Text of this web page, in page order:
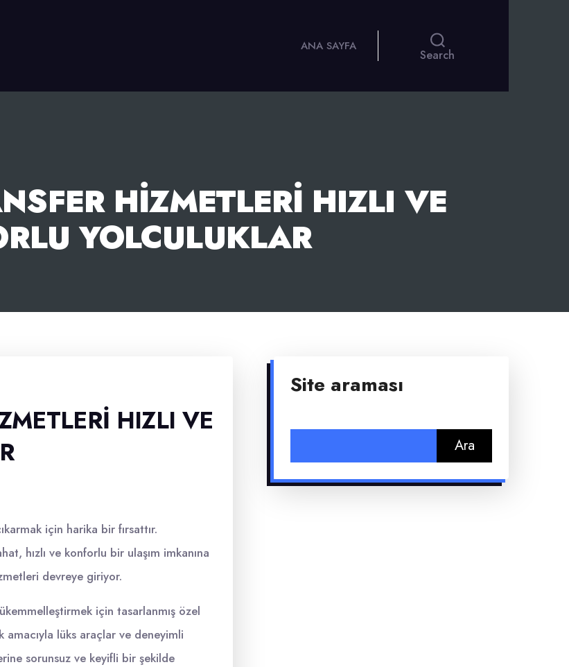
ANA SAYFA
Search
HIZMETLERI HIZLI VE
YOLCULUKLAR
HIZLI VE
için harika bir fırsattır.
hızlı ve konforlu bir ulaşım imkanına
devreye giriyor.
için tasarlanmış özel
amacıyla lüks araçlar ve deneyimli
sorunsuz ve keyifli bir şekilde
Site araması